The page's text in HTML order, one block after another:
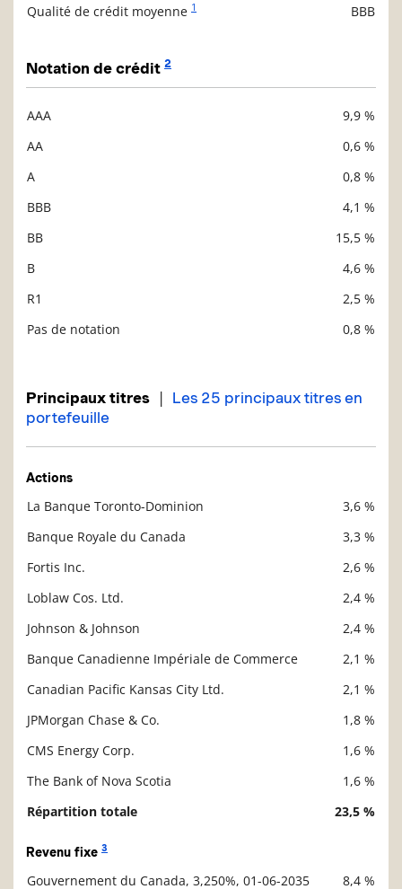
Qualité de crédit moyenne 1 BBB
Notation de crédit 2
AAA
9,9 %
AA
0,6 %
A
0,8 %
BBB
4,1 %
BB
15,5 %
B
4,6 %
R1
2,5 %
Pas de notation
0,8 %
Principaux titres | Les 25 principaux titres en
portefeuille
Actions
La Banque Toronto-Dominion
3,6 %
Banque Royale du Canada
3,3 %
Fortis Inc.
2,6 %
Loblaw Cos. Ltd.
2,4 %
Johnson & Johnson
2,4 %
Banque Canadienne Impériale de Commerce
2,1 %
Canadian Pacific Kansas City Ltd.
2,1 %
JPMorgan Chase & Co.
1,8 %
CMS Energy Corp.
1,6 %
The Bank of Nova Scotia
1,6 %
Répartition totale
23,5 %
Revenu fixe 3
Gouvernement du Canada, 3,250%, 01-06-2035 8,4 %